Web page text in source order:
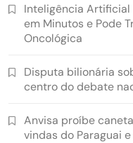
Inteligência Artificial
em Minutos e Pode
Oncológica
Disputa bilionária
centro do debate
Anvisa proíbe
vindas do Paraguai